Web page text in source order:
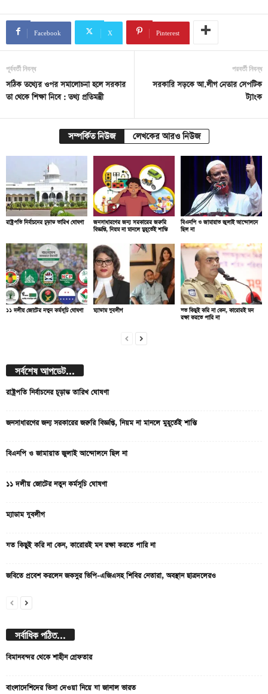
Facebook X Pinterest
পূর্ববর্তী নিবন্ধ
সঠিক তথ্যের ওপর সমালোচনা হলে সরকার
তা থেকে শিক্ষা নিবে : তথ্য প্রতিমন্ত্রী
পরবর্তী নিবন্ধ
সরকারি সড়কে আ.লীগ নেতার সেপটিক
ট্যাংক
সম্পর্কিত নিউজ লেখকের আরও নিউজ
রাষ্ট্রপতি নির্বাচনের চূড়ান্ত তারিখ ঘোষণা
জনসাধারণের জন্য সরকারের জরুরি
বিজ্ঞপ্তি, নিয়ম না মানলে মুহূর্তেই শাস্তি
বিএনপি ও জামায়াত জুলাই আন্দোলনে
ছিল না
১১ দলীয় জোটের নতুন কর্মসূচি ঘোষণা ম্যাডাম যুবলীগ
যত কিছুই করি না কেন, কারোরই মন
রক্ষা করতে পারি না
সর্বশেষ আপডেট...
রাষ্ট্রপতি নির্বাচনের চূড়ান্ত তারিখ ঘোষণা
জনসাধারণের জন্য সরকারের জরুরি বিজ্ঞপ্তি, নিয়ম না মানলে মুহূর্তেই শাস্তি
বিএনপি ও জামায়াত জুলাই আন্দোলনে ছিল না
১১ দলীয় জোটের নতুন কর্মসূচি ঘোষণা
ম্যাডাম যুবলীগ
যত কিছুই করি না কেন, কারোরই মন রক্ষা করতে পারি না
জবিতে প্রবেশ করলেন জকসুর ভিপি-এজিএসহ শিবির নেতারা, অবস্থান ছাত্রদলেরও
সর্বাধিক পঠিত...
বিমানবন্দর থেকে শাহীন গ্রেফতার
বাংলাদেশিদের ভিসা দেওয়া নিয়ে যা জানাল ভারত